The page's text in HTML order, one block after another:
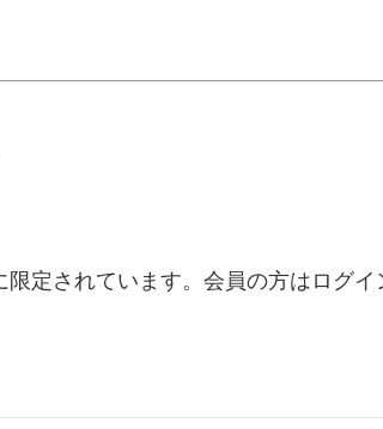
定されています。会員の方はログイ